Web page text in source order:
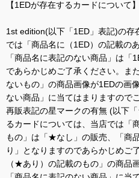
【1EDが存在するカードについて】
1st edition(以下「1ED」表記)の
では「商品名に（1ED）の記載の
「商品名に表記のない商品」は
であらかじめご了承ください。ま
ないもの」の商品画像が1EDの画
ない商品」に当てはまりますので
再販表記の星マークの有無 (以下
るカードについては、当店では「
もの」は「★なし」の販売、「商
り」となりますのであらかじめご
（★あり）の記載のもの」の商品